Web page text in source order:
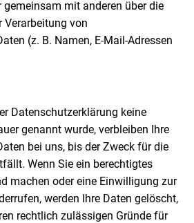
gemeinsam mit anderen über die
Verarbeitung von
(z. B. Namen, E-Mail-Adressen
Datenschutzerklärung keine
genannt wurde, verbleiben Ihre
bei uns, bis der Zweck für die
Wenn Sie ein berechtigtes
machen oder eine Einwilligung zur
werden Ihre Daten gelöscht,
rechtlich zulässigen Gründe für